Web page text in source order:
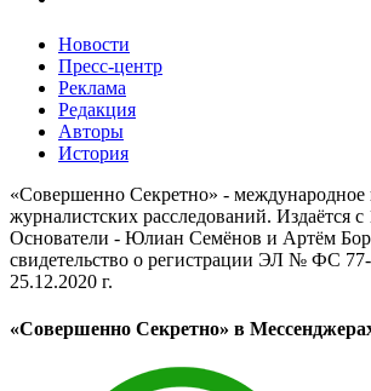
Новости
Пресс-центр
Реклама
Редакция
Авторы
История
«Совершенно Секретно» - международное
журналистских расследований. Издаётся с
Основатели - Юлиан Семёнов и Артём
свидетельство о регистрации ЭЛ № ФС
25.12.2020 г.
«Совершенно Секретно» в